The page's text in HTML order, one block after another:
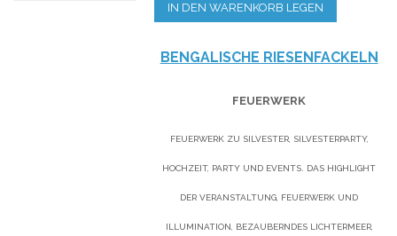
IN DEN WARENKORB LEGEN
BENGALISCHE RIESENFACKELN
FEUERWERK
FEUERWERK ZU SILVESTER, SILVESTERPARTY,
HOCHZEIT, PARTY UND EVENTS. DAS HIGHLIGHT
DER VERANSTALTUNG, FEUERWERK UND
ILLUMINATION, BEZAUBERNDES LICHTERMEER,